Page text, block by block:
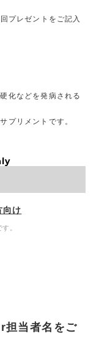
プレゼントをご記入
化などを発病される
プリメントです。
向け
。
担当者名をご